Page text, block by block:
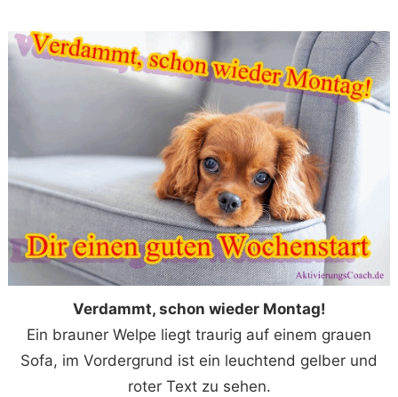
Verdammt, schon wieder Montag!
Ein brauner Welpe liegt traurig auf einem grauen
Sofa, im Vordergrund ist ein leuchtend gelber und
roter Text zu sehen.